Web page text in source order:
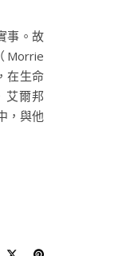
事。故
在生命
艾爾邦
，與他